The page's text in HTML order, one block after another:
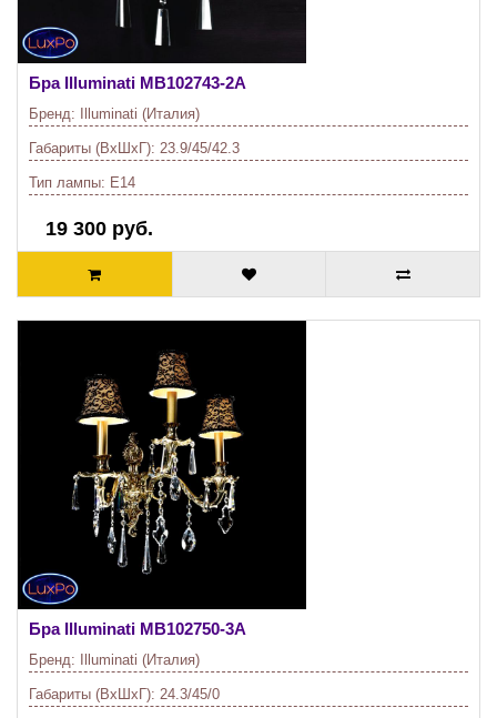
Бра Illuminati MB102743-2A
Бренд: Illuminati (Италия)
Габариты (ВхШхГ): 23.9/45/42.3
Тип лампы: E14
19 300 руб.
Бра Illuminati MB102750-3A
Бренд: Illuminati (Италия)
Габариты (ВхШхГ): 24.3/45/0